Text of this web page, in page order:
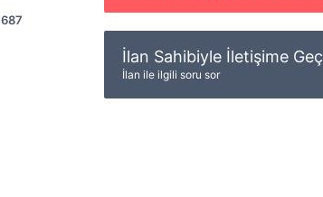
İlan Sahibiyle İletişime Geç
İlan ile ilgili soru sor